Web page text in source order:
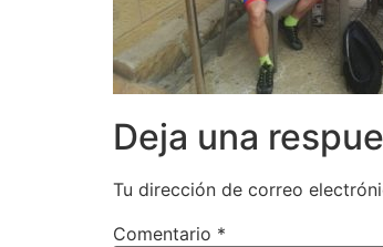
Deja una
Tu dirección de correo
Comentario *